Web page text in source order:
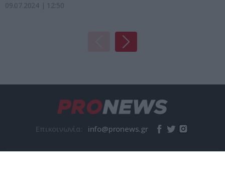
09.07.2024 | 12:50
Επικοινωνία: